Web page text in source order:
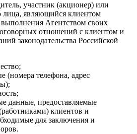
участник (акционер) или
лица, являющийся клиентом
Агентством своих
отношений с клиентом и
законодательства Российской
(номера телефона, адрес
данные, предоставляемые
клиентов и
для заключения и